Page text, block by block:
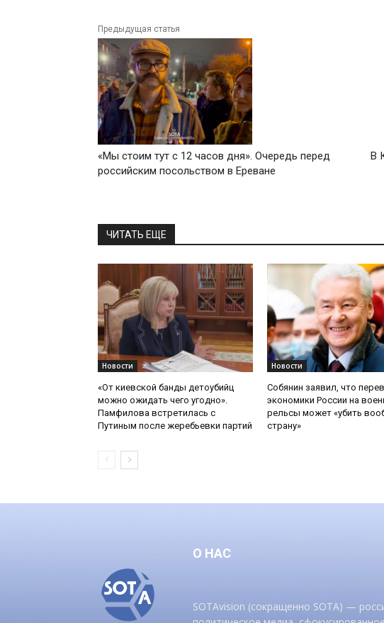
Предыдущая статья
«Мы стоим тут с 12 часов дня». Очередь перед
российским посольством в Ереване
В
ЧИТАТЬ ЕЩЕ
Новости
«От киевской банды детоубийц
можно ожидать чего угодно».
Памфилова встретилась с
Путиным после жеребьевки партий
Новости
Собянин заявил, что
экономики России на
рельсы может «убить
страну»
О НАС
SOTAvision (сокращенно SOTA) —